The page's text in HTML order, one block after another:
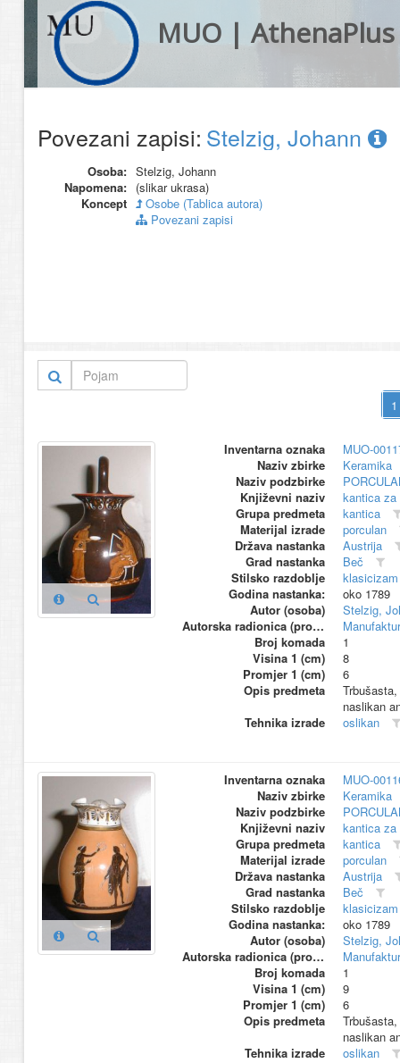
MUO | AthenaPlus
Povezani zapisi: Stelzig, Johann
Osoba: Stelzig, Johann
Napomena: (slikar ukrasa)
Koncept
Osobe (Tablica autora)
Povezani zapisi
Inventarna oznaka
MUO-
Naziv zbirke
Keramika
Naziv podzbirke
Književni naziv
kantica za
Grupa predmeta
kantica
Materijal izrade
porculan
Država nastanka
Austrija
Grad nastanka
Beč
Stilsko razdoblje
klasicizam
Godina nastanka:
oko 1789
Autor (osoba)
Stelzig,
Autorska radionica (proizvođač)
Broj komada
1
Visina 1 (cm)
8
Promjer 1 (cm)
6
Opis predmeta
naslikan
Tehnika izrade
oslikan
Inventarna oznaka
MUO-
Naziv zbirke
Keramika
Naziv podzbirke
Književni naziv
kantica za
Grupa predmeta
kantica
Materijal izrade
porculan
Država nastanka
Austrija
Grad nastanka
Beč
Stilsko razdoblje
klasicizam
Godina nastanka:
oko 1789
Autor (osoba)
Stelzig,
Autorska radionica (proizvođač)
Broj komada
1
Visina 1 (cm)
9
Promjer 1 (cm)
6
Opis predmeta
naslikan
Tehnika izrade
oslikan